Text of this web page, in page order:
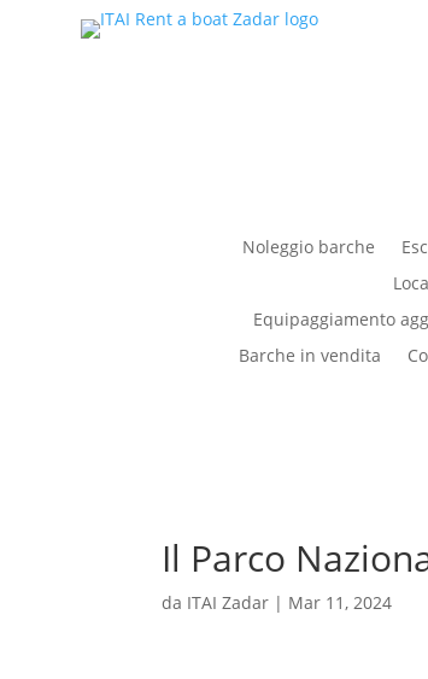
Noleggio barche
Equipaggiamento
Barche in vendita
Il Parco
da ITAI Zadar | Mar 11, 2024